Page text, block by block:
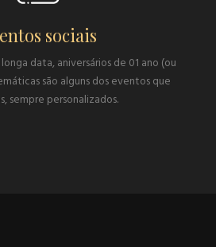
sociais
data, aniversários de 01 ano (ou
são alguns dos eventos que
sempre personalizados.